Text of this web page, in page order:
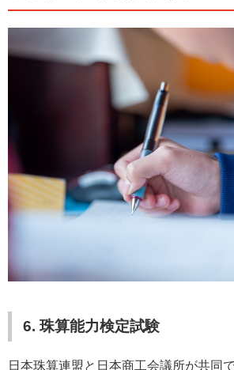
6. 珠算能力検定試験
日本珠算連盟と日本商工会議所が共同